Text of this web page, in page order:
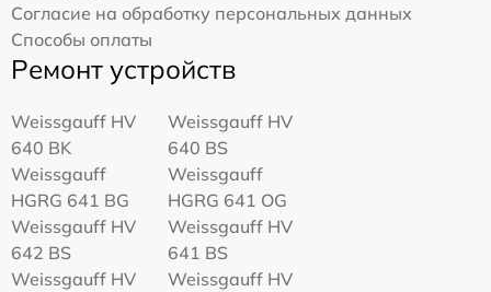
Согласие на обработку персональных данных
Способы оплаты
Ремонт устройств
Weissgauff HV
640 BK
Weissgauff HV
640 BS
Weissgauff
HGRG 641 BG
Weissgauff
HGRG 641 OG
Weissgauff HV
642 BS
Weissgauff HV
641 BS
Weissgauff HV
Weissgauff HV